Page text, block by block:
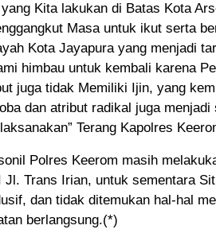
Kita lakukan di Batas Kota
Masa untuk ikut serta
Kota Jayapura yang menjadi
himbau untuk kembali karena
juga tidak Memiliki Ijin, yang
dan atribut radikal juga menjadi
Terang Kapolres
Polres Keerom masih
Jl. Trans Irian, untuk sementara
dan tidak ditemukan hal-hal
berlangsung.(*)